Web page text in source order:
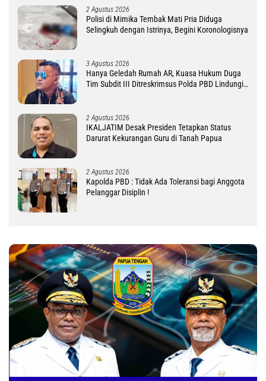
2 Agustus 2026
Polisi di Mimika Tembak Mati Pria Diduga
Selingkuh dengan Istrinya, Begini Koronologisnya
3 Agustus 2026
Hanya Geledah Rumah AR, Kuasa Hukum Duga
Tim Subdit III Ditreskrimsus Polda PBD Lindungi
2 Agustus 2026
IKALJATIM Desak Presiden Tetapkan Status
Darurat Kekurangan Guru di Tanah Papua
2 Agustus 2026
Kapolda PBD : Tidak Ada Toleransi bagi Anggota
Pelanggar Disiplin !